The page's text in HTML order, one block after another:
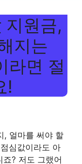
원금,
지는
라면 절
!
, 얼마를 써야 할
심값이라도 아
? 저도 그랬어